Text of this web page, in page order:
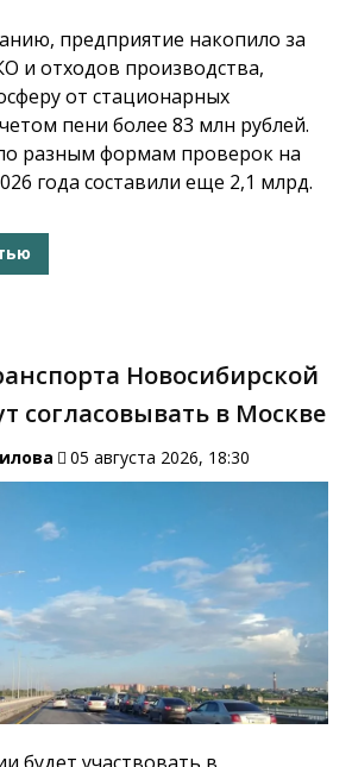
предприятие накопило за
и отходов производства,
от стационарных
пени более 83 млн рублей.
разным формам проверок на
года составили еще 2,1 млрд.
Новосибирской
согласовывать в Москве
05 августа 2026, 18:30
будет участвовать в